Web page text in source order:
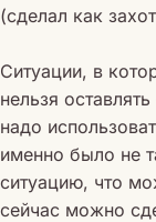
(сделал как
Ситуации, в
нельзя
надо
именно было не
ситуацию, что
сейчас можно